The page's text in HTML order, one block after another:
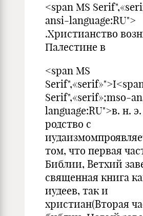
<span MS
ansi-language:RU">
.Христианство
Палестине в
<span MS
Serif",«serif»;mso-
language:RU">в. н.
родство с
том, что первая
Библии, Ветхий
священная книга
иудеев, так и
христиан(Вторая